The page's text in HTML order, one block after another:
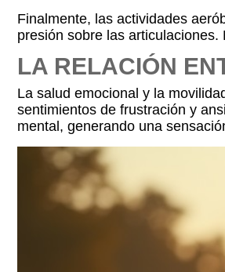
Finalmente, las actividades
presión sobre las
LA RELACIÓN
La salud emocional y la
sentimientos de frustración y
mental, generando una